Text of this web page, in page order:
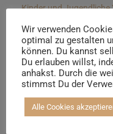
Kinder und Jugendliche
Yin Yogalehrer*in | 100
Hormon Yogalehrer*in
Longevitytrainer*in
Wir verwenden
optimal zu gestalten
können. Du kannst
Du erlauben willst,
anhakst. Durch die
stimmst Du der
Alle Cookies